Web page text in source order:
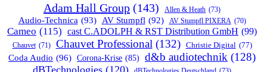
Adam Hall Group (143) Allen & Heath (73)
Audio-Technica (93) AV Stumpfl (92) AV Stumpfl PIXERA (70)
Cameo (115) cast C.ADOLPH & RST Distribution GmbH (99)
Chauvet (71) Chauvet Professional (132) Christie Digital (77)
Coda Audio (96) Corona-Krise (85) d&b audiotechnik (128)
dBTechnologies (120)